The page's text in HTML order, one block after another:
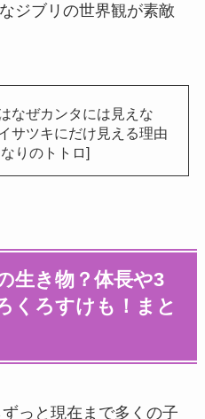
ジブリの世界観が素敵
なぜカンタには見えな
サツキにだけ見える理由
りのトトロ]
生き物？体長や3
くろすけも！まと
っと現在まで多くの子